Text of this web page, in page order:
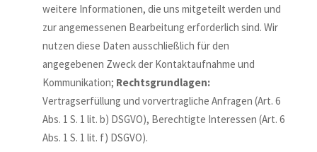
weitere Informationen, die uns mitgeteilt werden und
zur angemessenen Bearbeitung erforderlich sind. Wir
nutzen diese Daten ausschließlich für den
angegebenen Zweck der Kontaktaufnahme und
Kommunikation; Rechtsgrundlagen:
Vertragserfüllung und vorvertragliche Anfragen (Art. 6
Abs. 1 S. 1 lit. b) DSGVO), Berechtigte Interessen (Art. 6
Abs. 1 S. 1 lit. f) DSGVO).